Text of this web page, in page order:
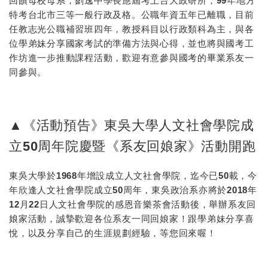
特考台北市三等一般行政及格。公職年資五年已離職，目前
任教志光公職補習班四年，教授科目以行政類科為主，與各
位學弟妹分享國家考試的準備方法與心得，並也將與國考工
作坊進一步推動課程活動，歡迎有意參與國考的畢業系友一
同參與。
▲《活動預告》東吳大學人文社會學院成
立50周年院慶暨《系友回娘家》活動開跑
東吳大學於1968年增設成立人文社會學院，迄今已50載，今
年欣逢人文社會學院成立50周年，東吳政治系亦將於2018年
12月22日人文社會學院的感恩音樂茶會活動後，舉辦系友回
娘家活動，誠摯歡迎各位系友一同回娘家！跟學弟妹分享喜
悅，以及分享自己的生涯規劃經驗，等您回來喔！